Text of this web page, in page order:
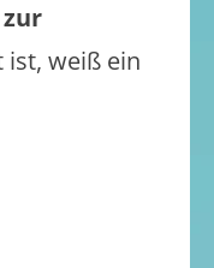
ist, weiß ein